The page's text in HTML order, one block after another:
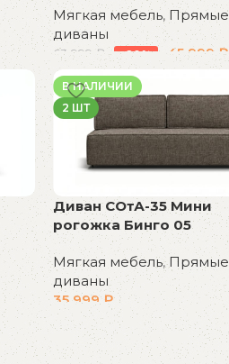
Мягкая мебель, Прямые
диваны
63 999 ₽ -28% 45 999 ₽
В корзину
В НАЛИЧИИ
2 ШТ
Диван СОтА-35 Мини
рогожка Бинго 05
Мягкая мебель,Прямые
диваны
35 999 ₽
В корзину